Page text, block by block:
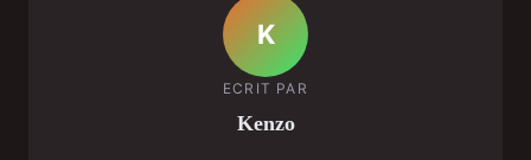
K
ECRIT PAR
Kenzo